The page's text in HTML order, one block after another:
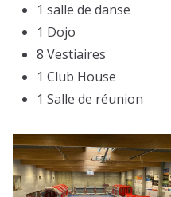
1 salle de danse
1 Dojo
8 Vestiaires
1 Club House
1 Salle de réunion